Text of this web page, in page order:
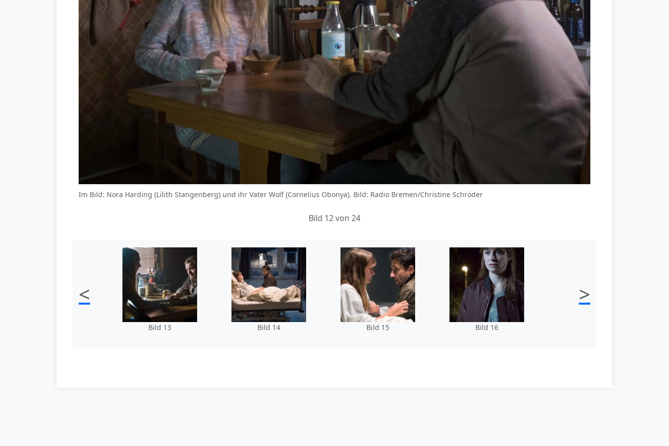
Im Bild: Nora Harding (Lilith Stangenberg) und ihr Vater Wolf (Cornelius Obonya). Bild: Radio Bremen/Christine Schröder
Bild 12 von 24
<
Bild 13 Bild 14 Bild 15 Bild 16
>